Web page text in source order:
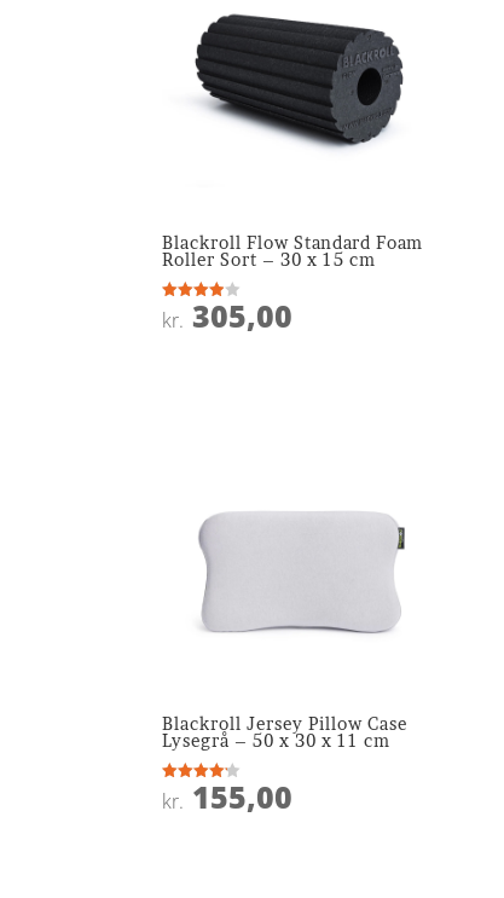
Blackroll Flow Standard Foam
Roller Sort – 30 x 15 cm
Vurderet
3.9
kr. 305,00
Blackroll Jersey Pillow Case
Lysegrå – 50 x 30 x 11 cm
Vurderet
4.1
kr. 155,00